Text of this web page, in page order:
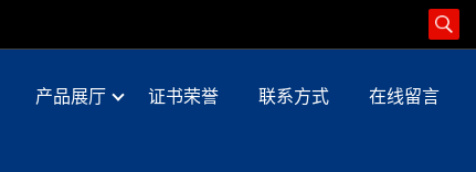
产品展厅 证书荣誉 联系方式 在线留言